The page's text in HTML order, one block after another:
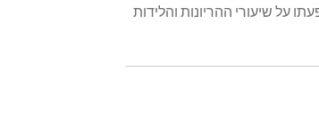
על שיעורי ההריונות והלידות